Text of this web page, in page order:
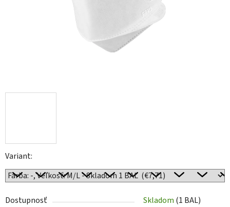
Variant:
Dostupnosť Skladom (1 BAL)